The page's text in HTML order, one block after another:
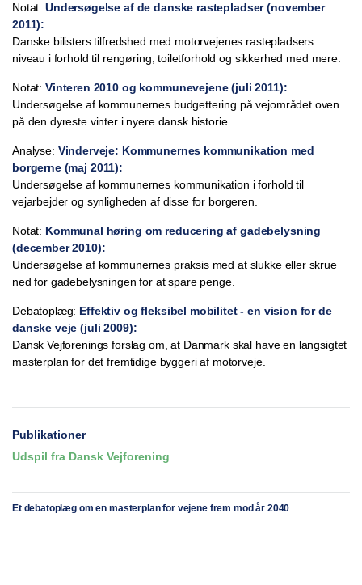
Notat: Undersøgelse af de danske rastepladser (november
2011):
Danske bilisters tilfredshed med motorvejenes rastepladsers
niveau i forhold til rengøring, toiletforhold og sikkerhed med mere.
Notat: Vinteren 2010 og kommunevejene (juli 2011):
Undersøgelse af kommunernes budgettering på vejområdet oven
på den dyreste vinter i nyere dansk historie.
Analyse: Vinderveje: Kommunernes kommunikation med
borgerne (maj 2011):
Undersøgelse af kommunernes kommunikation i forhold til
vejarbejder og synligheden af disse for borgeren.
Notat: Kommunal høring om reducering af gadebelysning
(december 2010):
Undersøgelse af kommunernes praksis med at slukke eller skrue
ned for gadebelysningen for at spare penge.
Debatoplæg: Effektiv og fleksibel mobilitet - en vision for de
danske veje (juli 2009):
Dansk Vejforenings forslag om, at Danmark skal have en langsigtet
masterplan for det fremtidige byggeri af motorveje.
Publikationer
Udspil fra Dansk Vejforening
Et debatoplæg om en masterplan for vejene frem mod år 2040